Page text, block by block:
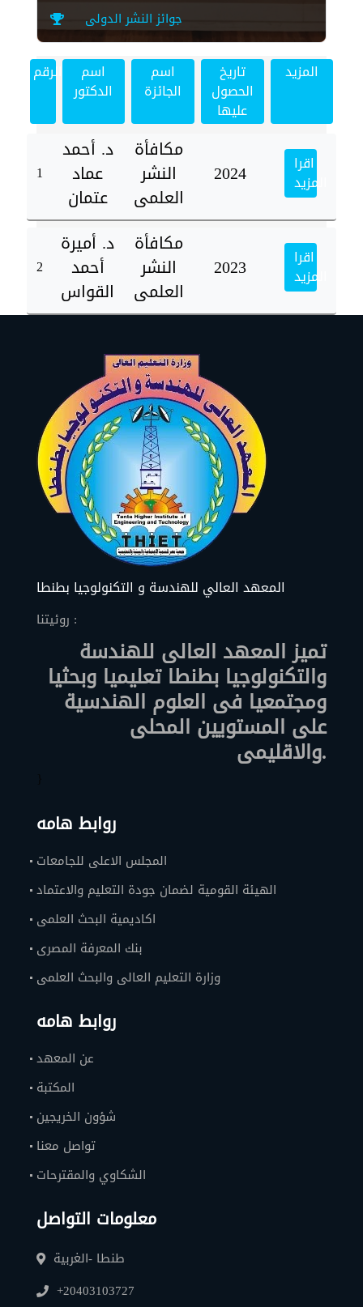
جوائز النشر الدولى
الرقم اسم
الدكتور
اسم
الجائزة
تاريخ
الحصول
عليها
المزيد
1
د. أحمد
عماد
عتمان
مكافأة
النشر
العلمى
2024 اقرا
المزيد
2
د. أميرة
أحمد
القواس
مكافأة
النشر
العلمى
2023 اقرا
المزيد
المعهد العالي للهندسة و التكنولوجيا بطنطا
روئيتنا :
والتكنولوجيا بطنطا تعليميا وبحثيا
ومجتمعيا فى العلوم الهندسية
على المستويين المحلى
والاقليمى.
روابط هامه
المجلس الاعلى للجامعات
الهيئة القومية لضمان جودة التعليم والاعتماد
اكاديمية البحث العلمى
بنك المعرفة المصرى
وزارة التعليم العالى والبحث العلمى
روابط هامه
عن المعهد
المكتبة
شؤون الخريجين
تواصل معنا
الشكاوي والمقترحات
معلومات التواصل
طنطا -الغربية
+20403103727